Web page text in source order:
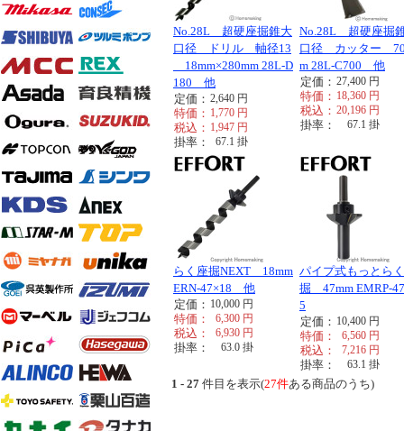
No.28L 超硬座掘錐大
口径 ドリル 軸径13
18mm×280mm 28L-D
180 他
定価： 2,640 円
特価： 1,770 円
税込： 1,947 円
掛率： 67.1 掛
No.28L 超硬座掘
口径 カッター
m 28L-C700 他
定価： 27,400 円
特価： 18,360 円
税込： 20,196 円
掛率： 67.1 掛
らく座掘NEXT 18mm
ERN-47×18 他
定価： 10,000 円
特価： 6,300 円
税込： 6,930 円
掛率： 63.0 掛
パイプ式もっとら
掘 47mm EMRP-
5
定価： 10,400 円
特価： 6,560 円
税込： 7,216 円
掛率： 63.1 掛
1 - 27 件目を表示(27件ある商品のうち)